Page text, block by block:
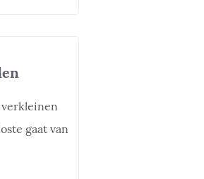
verkleinen
gaat van